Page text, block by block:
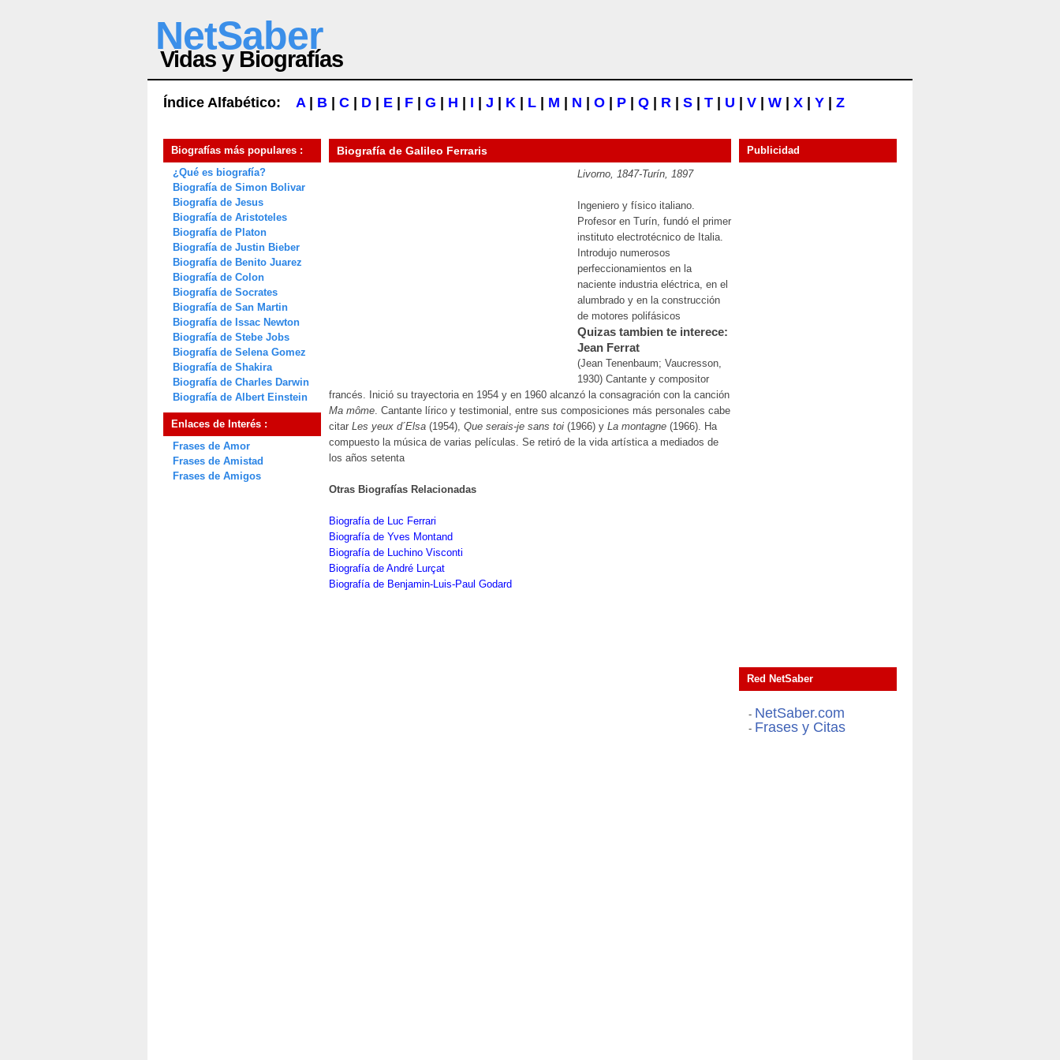
NetSaber
Vidas y Biografías
Índice Alfabético: A| B C D E F G H I J K L M N O P Q R S T U V W X Y Z
Biografías más populares :
¿Qué es biografía?
Biografía de Simon Bolivar
Biografía de Jesus
Biografía de Aristoteles
Biografía de Platon
Biografía de Justin Bieber
Biografía de Benito Juarez
Biografía de Colon
Biografía de Socrates
Biografía de San Martin
Biografía de Issac Newton
Biografía de Stebe Jobs
Biografía de Selena Gomez
Biografía de Shakira
Biografía de Charles Darwin
Biografía de Albert Einstein
Enlaces de Interés :
Frases de Amor
Frases de Amistad
Frases de Amigos
Biografía de Galileo Ferraris
Livorno, 1847-Turín, 1897
Ingeniero y físico italiano.
Profesor en Turín, fundó el primer
instituto electrotécnico de Italia.
Introdujo numerosos
perfeccionamientos en la
naciente industria eléctrica, en el
alumbrado y en la construcción
de motores polifásicos
Quizas tambien te interece:
Jean Ferrat
(Jean Tenenbaum; Vaucresson,
1930) Cantante y compositor
francés. Inició su trayectoria en 1954 y en 1960 alcanzó la consagración con la canción
Ma môme. Cantante lírico y testimonial, entre sus composiciones más personales cabe
citar Les yeux d´Elsa (1954), Que serais-je sans toi (1966) y La montagne (1966). Ha
compuesto la música de varias películas. Se retiró de la vida artística a mediados de
los años setenta
Otras Biografías Relacionadas
Biografía de Luc Ferrari
Biografía de Yves Montand
Biografía de Luchino Visconti
Biografía de André Lurçat
Biografía de Benjamin-Luis-Paul Godard
Publicidad
Red NetSaber
- NetSaber.com
- Frases y Citas